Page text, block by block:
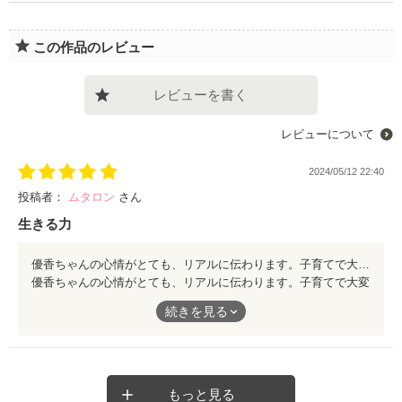
この作品のレビュー
レビューを書く
レビューについて
2024/05/12 22:40
投稿者： ムタロン さん
生きる力
優香ちゃんの心情がとても、リアルに伝わります。子育てで大変な時に、ありえない不幸を味わいながらも、少しずつ歩き出す所に、勇気と元気をいただきました。
優香ちゃんの心情がとても、リアルに伝わります。子育てで大変
な時に、ありえない不幸を味わいながらも、少しずつ歩き出す所
に、勇気と元気をいただきました。
続きを見る
もっと見る